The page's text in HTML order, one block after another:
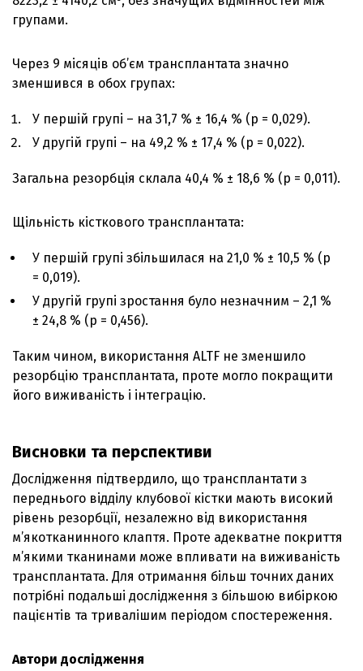
групами.
Через 9 місяців об’єм трансплантата значно
зменшився в обох групах:
У першій групі – на 31,7 % ± 16,4 % (p = 0,029).
У другій групі – на 49,2 % ± 17,4 % (p = 0,022).
Загальна резорбція склала 40,4 % ± 18,6 % (p = 0,011).
Щільність кісткового трансплантата:
У першій групі збільшилася на 21,0 % ± 10,5 % (p
= 0,019).
У другій групі зростання було незначним – 2,1 %
± 24,8 % (p = 0,456).
Таким чином, використання ALTF не зменшило
резорбцію трансплантата, проте могло покращити
його виживаність і інтеграцію.
Висновки та перспективи
Дослідження підтвердило, що трансплантати з
переднього відділу клубової кістки мають високий
рівень резорбції, незалежно від використання
м’якотканинного клаптя. Проте адекватне покриття
м’якими тканинами може впливати на виживаність
трансплантата. Для отримання більш точних даних
потрібні подальші дослідження з більшою вибіркою
пацієнтів та тривалішим періодом спостереження.
Автори дослідження